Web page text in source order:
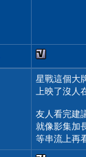
星戰這個大
上映了沒人
友人看完建
就像影集加
等串流上再